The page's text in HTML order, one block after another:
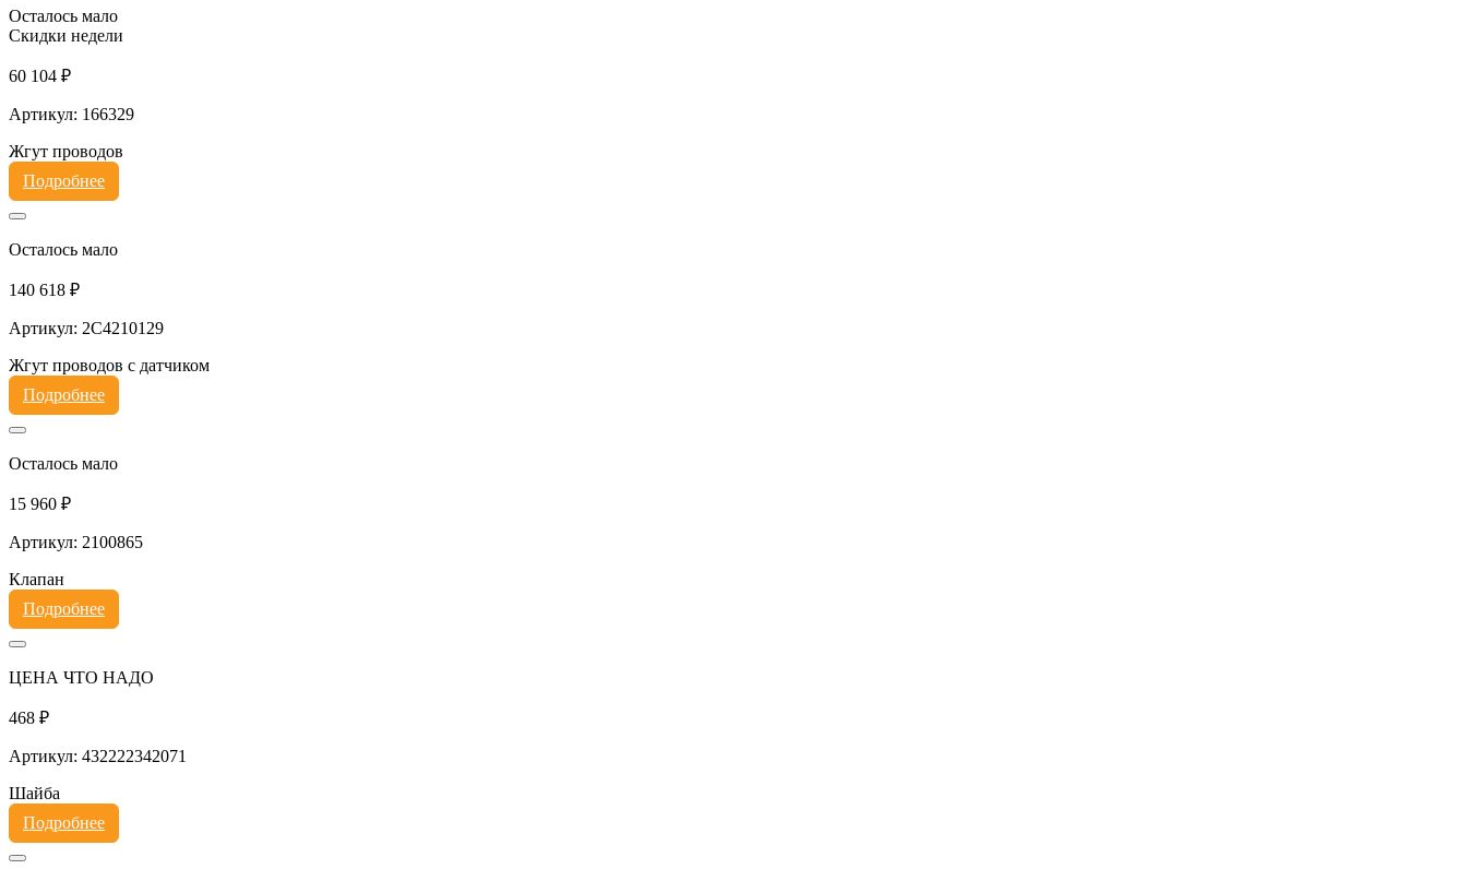
Осталось мало
Скидки недели
60 104 ₽
Артикул: 166329
Жгут проводов
Подробнее
Осталось мало
140 618 ₽
Артикул: 2C4210129
Жгут проводов с датчиком
Подробнее
Осталось мало
15 960 ₽
Артикул: 2100865
Клапан
Подробнее
ЦЕНА ЧТО НАДО
468 ₽
Артикул: 432222342071
Шайба
Подробнее